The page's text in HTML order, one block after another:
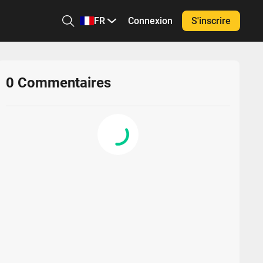
FR Connexion S'inscrire
0 Commentaires